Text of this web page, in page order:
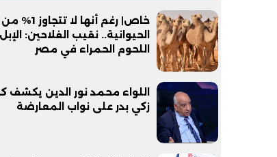
خاص| رغم أنها لا
الحيوانية.. نقيب الفلاحين:
اللحوم الحمراء في مصر
اللواء محمد نور الدين يكشف
زكي بدر على نواب المعارضة